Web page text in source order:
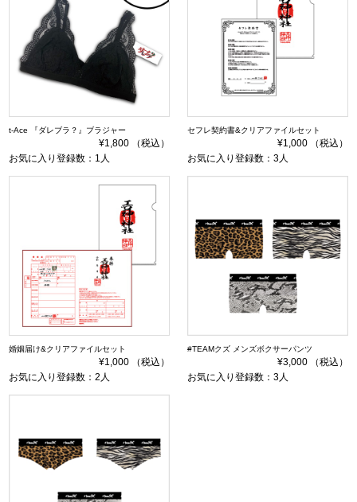
t-Ace 『ダレブラ？』ブラジャー
¥1,800 （税込）
お気に入り登録数：1人
セフレ契約書&クリアファイルセット
¥1,000 （税込）
お気に入り登録数：3人
婚姻届け&クリアファイルセット
¥1,000 （税込）
お気に入り登録数：2人
#TEAMクズ メンズボクサーパンツ
¥3,000 （税込）
お気に入り登録数：3人